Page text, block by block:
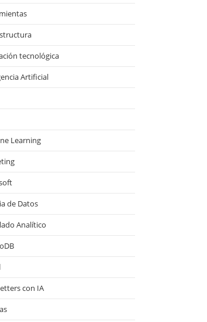
tecnológica
Artificial
Learning
de Datos
Analítico
con IA